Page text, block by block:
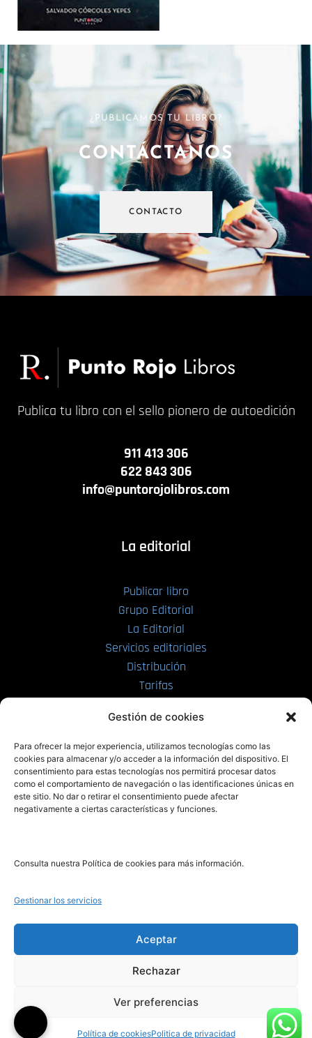
Gestión de cookies
Para ofrecer la mejor experiencia, utilizamos tecnologías como las
cookies para almacenar y/o acceder a la información del dispositivo. El
consentimiento para estas tecnologías nos permitirá procesar datos
como el comportamiento de navegación o las identificaciones únicas en
este sitio. No dar o retirar el consentimiento puede afectar
negativamente a ciertas características y funciones.
Consulta nuestra Política de cookies para más información.
Gestionar los servicios
Aceptar
Rechazar
Ver preferencias
Política de cookiesPolitica de privacidad
¿PUBLICAMOS TU LIBRO?
CONTÁCTANOS
CONTACTO
Publica tu libro con el sello pionero de autoedición
911 413 306
622 843 306
info@puntorojolibros.com
La editorial
Publicar libro
Grupo Editorial
La Editorial
Servicios editoriales
Distribución
Tarifas
PRL | Films
PRL | Play
PRL | LAB
Noticias
Legal
Aviso Legal
Política de Cookies
Política de Privacidad